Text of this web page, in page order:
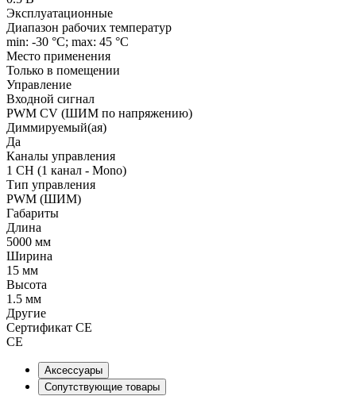
Эксплуатационные
Диапазон рабочих температур
min: -30 °C; max: 45 °C
Место применения
Только в помещении
Управление
Входной сигнал
PWM СV (ШИМ по напряжению)
Диммируемый(ая)
Да
Каналы управления
1 CH (1 канал - Mono)
Тип управления
PWM (ШИМ)
Габариты
Длина
5000 мм
Ширина
15 мм
Высота
1.5 мм
Другие
Сертификат CE
CE
Аксессуары
Сопутствующие товары